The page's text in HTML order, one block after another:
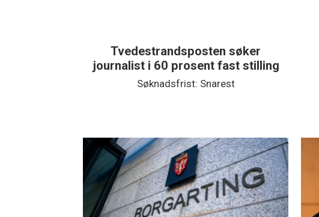
Tvedestrandsposten søker
journalist i 60 prosent fast stilling
Søknadsfrist: Snarest